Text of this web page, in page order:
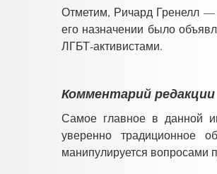
Отметим, Ричард Гренелл —
его назначении было
ЛГБТ-активистами.
Комментарий редакции
Самое главное в данной
уверенно традиционное
манипулируется вопросами